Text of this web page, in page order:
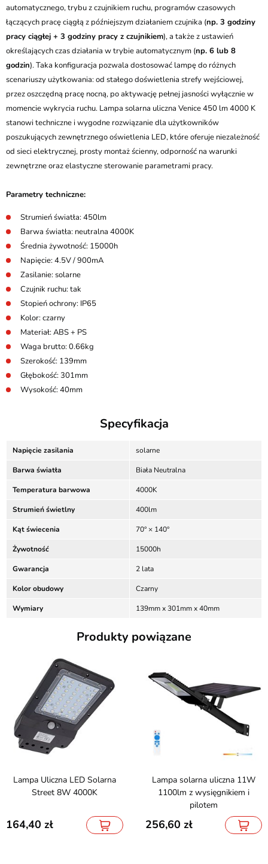
automatycznego, trybu z czujnikiem ruchu, programów czasowych
łączących pracę ciągłą z późniejszym działaniem czujnika (np. 3 godziny
pracy ciągłej + 3 godziny pracy z czujnikiem), a także z ustawień
określających czas działania w trybie automatycznym (np. 6 lub 8
godzin). Taka konfiguracja pozwala dostosować lampę do różnych
scenariuszy użytkowania: od stałego doświetlenia strefy wejściowej,
przez oszczędną pracę nocną, po aktywację pełnej jasności wyłącznie w
momencie wykrycia ruchu. Lampa solarna uliczna Venice 450 lm 4000 K
stanowi techniczne i wygodne rozwiązanie dla użytkowników
poszukujących zewnętrznego oświetlenia LED, które oferuje niezależność
od sieci elektrycznej, prosty montaż ścienny, odporność na warunki
zewnętrzne oraz elastyczne sterowanie parametrami pracy.
Parametry techniczne:
​Strumień światła: 450lm
Barwa światła: neutralna 4000K
Średnia żywotność: 15000h
Napięcie: 4.5V / 900mA
Zasilanie: solarne
Czujnik ruchu: tak
Stopień ochrony: IP65
Kolor: czarny
Materiał: ABS + PS
Waga brutto: 0.66kg
Szerokość: 139mm
Głębokość: 301mm
Wysokość: 40mm
Specyfikacja
Napięcie zasilania solarne
Barwa światła Biała Neutralna
Temperatura barwowa 4000K
Strumień świetlny 400lm
Kąt świecenia 70° × 140°
Żywotność 15000h
Gwarancja 2 lata
Kolor obudowy Czarny
Wymiary 139mm x 301mm x 40mm
Produkty powiązane
Lampa Uliczna LED Solarna
Street 8W 4000K
164,40
Lampa solarna uliczna 11W
1100lm z wysięgnikiem i
pilotem
256,60